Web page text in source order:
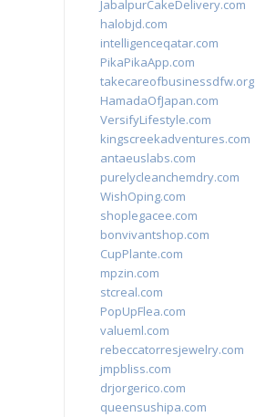
JabalpurCakeDelivery.com
halobjd.com
intelligenceqatar.com
PikaPikaApp.com
takecareofbusinessdfw.org
HamadaOfJapan.com
VersifyLifestyle.com
kingscreekadventures.com
antaeuslabs.com
purelycleanchemdry.com
WishOping.com
shoplegacee.com
bonvivantshop.com
CupPlante.com
mpzin.com
stcreal.com
PopUpFlea.com
valueml.com
rebeccatorresjewelry.com
jmpbliss.com
drjorgerico.com
queensushipa.com